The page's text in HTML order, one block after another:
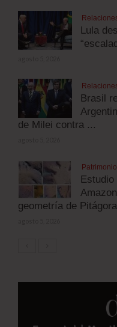
Lula
Brasil
de Milei contra ...
geometría de